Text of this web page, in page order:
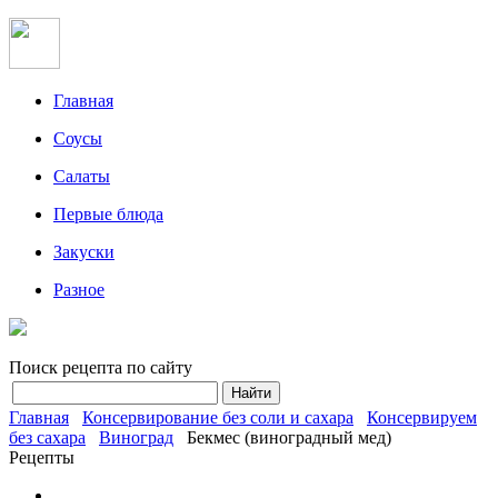
Главная
Соусы
Салаты
Первые блюда
Закуски
Разное
Поиск рецепта по сайту
Главная Консервирование без соли и сахара
Консервируем
без сахара
Виноград
Бекмес (виноградный мед)
Рецепты